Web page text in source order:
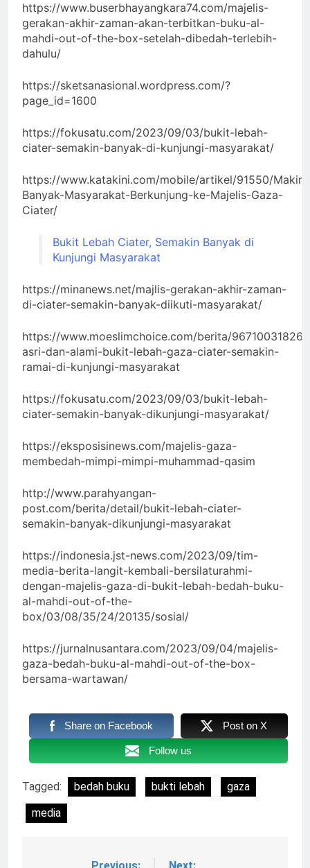
https://www.buserbhayangkara74.com/majelis-
gerakan-akhir-zaman-akan-terbitkan-buku-al-
mahdi-out-of-the-box-setelah-dibedah-terlebih-
dahulu/
https://sketsanasional.wordpress.com/?
page_id=1600
https://fokusatu.com/2023/09/03/bukit-lebah-
ciater-semakin-banyak-di-kunjungi-masyarakat/
https://www.katakini.com/mobile/artikel/91550/Makin-
Banyak-Masyarakat-Berkunjung-ke-Majelis-Gaza-
Ciater/
Bukit Lebah Ciater, Semakin Banyak di
Kunjungi Masyarakat
https://minanews.net/majlis-gerakan-akhir-zaman-
di-ciater-semakin-banyak-diikuti-masyarakat/
https://www.moeslimchoice.com/berita/96710031826/
asri-dan-alami-bukit-lebah-gaza-ciater-semakin-
ramai-di-kunjungi-masyarakat
https://fokusatu.com/2023/09/03/bukit-lebah-
ciater-semakin-banyak-dikunjungi-masyarakat/
https://eksposisinews.com/majelis-gaza-
membedah-mimpi-mimpi-muhammad-qasim
http://www.parahyangan-
post.com/berita/detail/bukit-lebah-ciater-
semakin-banyak-dikunjungi-masyarakat
https://indonesia.jst-news.com/2023/09/tim-
media-berita-langit-kembali-bersilaturahmi-
dengan-majelis-gaza-di-bukit-lebah-bedah-buku-
al-mahdi-out-of-the-
box/03/08/35/24/20135/sosial/
https://jurnalnusantara.com/2023/09/04/majelis-
gaza-bedah-buku-al-mahdi-out-of-the-box-
bersama-wartawan/
Share on Facebook Post on X
Follow us
Tagged: bedah buku bukti lebah
gaza
media